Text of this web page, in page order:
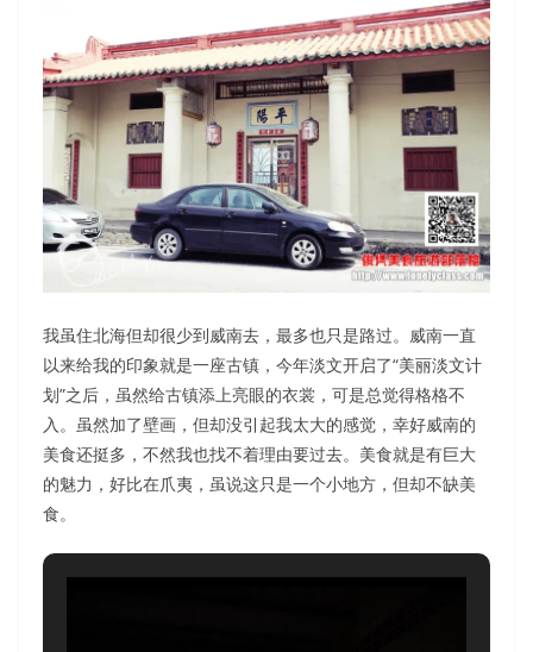
我虽住北海但却很少到威南去，最多也只是路过。威南一直
以来给我的印象就是一座古镇，今年淡文开启了“美丽淡文计
划”之后，虽然给古镇添上亮眼的衣裳，可是总觉得格格不
入。虽然加了壁画，但却没引起我太大的感觉，幸好威南的
美食还挺多，不然我也找不着理由要过去。美食就是有巨大
的魅力，好比在爪夷，虽说这只是一个小地方，但却不缺美
食。